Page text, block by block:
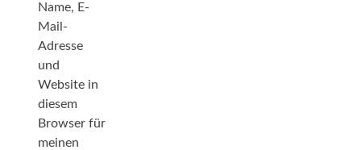
Name, E-
Mail-
Adresse
und
Website in
diesem
Browser für
meinen